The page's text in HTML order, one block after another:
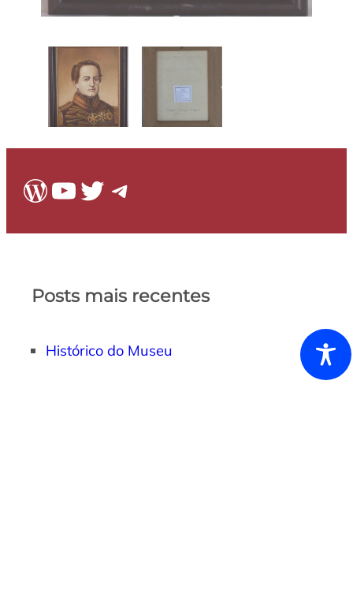
WordPress
Youtube
Twitter
Telegram
Posts mais recentes
Histórico do Museu